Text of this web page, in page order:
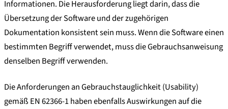
Informationen. Die Herausforderung liegt darin, dass die
Übersetzung der Software und der zugehörigen
Dokumentation konsistent sein muss. Wenn die Software einen
bestimmten Begriff verwendet, muss die Gebrauchsanweisung
denselben Begriff verwenden.
Die Anforderungen an Gebrauchstauglichkeit (Usability)
gemäß EN 62366-1 haben ebenfalls Auswirkungen auf die